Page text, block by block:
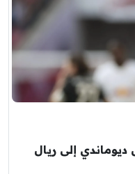
ديوماندي إلى ريال